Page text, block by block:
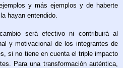
y más ejemplos y de haberte
hayan entendido.
será efectivo ni contribuirá al
y motivacional de los integrantes de
si no tiene en cuenta el triple impacto
Para una transformación auténtica,